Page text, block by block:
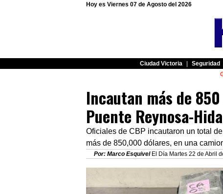
Hoy es Viernes 07 de Agosto del 2026
Ciudad Victoria Seguridad
Incautan más de
Puente Reynosa-
Oficiales de CBP incautaron un total
más de 850,000 dólares, en una
Por: Marco EsquivelEl Día Martes 22 de Abril